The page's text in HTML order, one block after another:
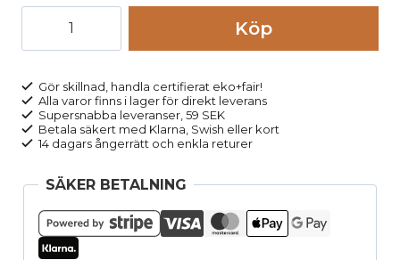
bomull
JOSEPH
naturvit
mängd
Köp
Gör skillnad, handla certifierat eko+fair!
Alla varor finns i lager för direkt leverans
Supersnabba leveranser, 59 SEK
Betala säkert med Klarna, Swish eller kort
14 dagars ångerrätt och enkla returer
SÄKER BETALNING